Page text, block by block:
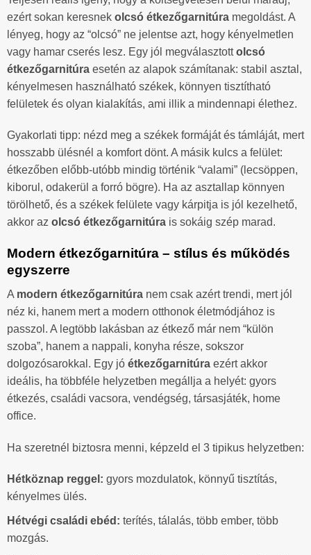
ezért sokan keresnek olcsó étkezőgarnitúra megoldást. A
lényeg, hogy az “olcsó” ne jelentse azt, hogy kényelmetlen
vagy hamar cserés lesz. Egy jól megválasztottolcsó
étkezőgarnitúra esetén az alapok számítanak: stabil asztal,
kényelmesen használható székek, könnyen tisztítható
felületek és olyan kialakítás, ami illik a mindennapi élethez.
Gyakorlati tipp: nézd meg a székek formáját és támláját, mert
hosszabb ülésnél a komfort dönt. A másik kulcs a felület:
étkezőben előbb-utóbb mindig történik “valami” (lecsöppen,
kiborul, odakerül a forró bögre). Ha az asztallap könnyen
törölhető, és a székek felülete vagy kárpitja is jól kezelhető,
akkor az olcsó étkezőgarnitúra is sokáig szép marad.
Modern étkezőgarnitúra – stílus és működés
egyszerre
A modern étkezőgarnitúra nem csak azért trendi, mert jól
néz ki, hanem mert a modern otthonok életmódjához is
passzol. A legtöbb lakásban az étkező már nem “külön
szoba”, hanem a nappali, konyha része, sokszor
dolgozósarokkal. Egy jó étkezőgarnitúra ezért akkor
ideális, ha többféle helyzetben megállja a helyét: gyors
étkezés, családi vacsora, vendégség, társasjáték, home
office.
Ha szeretnél biztosra menni, képzeld el 3 tipikus helyzetben:
Hétköznap reggel: gyors mozdulatok, könnyű tisztítás,
kényelmes ülés.
Hétvégi családi ebéd: terítés, tálalás, több ember, több
mozgás.